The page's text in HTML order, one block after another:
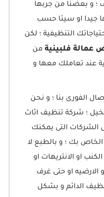
؛ و بعضنا من جربها
جيدا او سيئا حسب
التنظيفية ؛ لكن
عمالة فلبينية من
عند تعاملك معها و
الفورى بنا ؛ و نحن
؛ شركة تنظيف اثاث
الشركات التى يمكنك
بك ؛ و بالطبع لا
او الانتريهات او
الارضيه او حتى غرف
الدائم و بشكل